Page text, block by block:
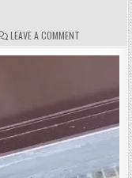
COMMENTS:
LEAVE A COMMENTON ANGLE